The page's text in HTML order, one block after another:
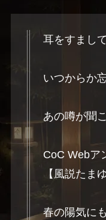
耳をすまし
いつからか
あの噂が聞
CoC Webア
【風説たま
春の陽気に